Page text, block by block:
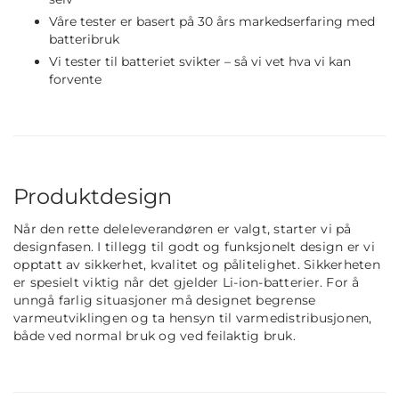
Våre tester er basert på 30 års markedserfaring med
batteribruk
Vi tester til batteriet svikter – så vi vet hva vi kan
forvente
Produktdesign
Når den rette deleleverandøren er valgt, starter vi på
designfasen. I tillegg til godt og funksjonelt design er vi
opptatt av sikkerhet, kvalitet og pålitelighet. Sikkerheten
er spesielt viktig når det gjelder Li-ion-batterier. For å
unngå farlig situasjoner må designet begrense
varmeutviklingen og ta hensyn til varmedistribusjonen,
både ved normal bruk og ved feilaktig bruk.